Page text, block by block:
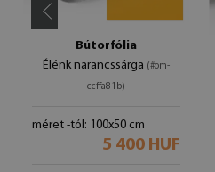
Bútorfólia
Élénk narancssárga (#om-
ccffa81b)
méret -tól: 100x50 cm
5 400 HUF